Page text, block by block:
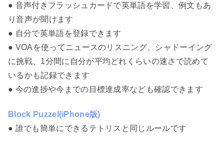
● 音声付きフラッシュカードで英単語を学習、例文もあ
り音声が聞けます
● 自分で英単語を登録できます
● VOAを使ってニュースのリスニング、シャドーイング
に挑戦、1分間に自分が平均どれくらいの速さで読めて
いるかも記録できます
● 今の進捗や今までの目標達成率なども確認できます
Block Puzzel(iPhone版)
● 誰でも簡単にできるテトリスと同じルールです